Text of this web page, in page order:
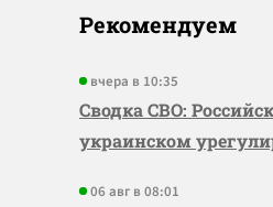
Рекомендуем
вчера в 10:35
Сводка СВО:
украинском
06 авг в 08:01